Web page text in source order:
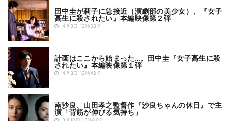
田中圭が莉子に急接近（演劇部の美少女）、『女子
高生に殺されたい』本編映像第２弾
4月3日 12時58分
計画はここから始まった…。田中圭『女子高生に殺
されたい』本編映像第１弾
4月3日 12時42分
南沙良、山田孝之監督作『沙良ちゃんの休日』で主
演「背筋が伸びる気持ち」